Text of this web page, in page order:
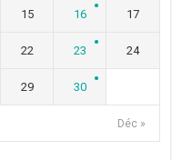
Déc »
15 16 17
22 23 24
29 30